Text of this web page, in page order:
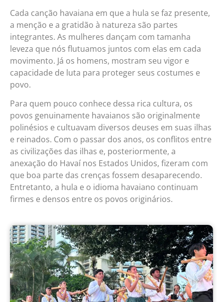
Cada canção havaiana em que a hula se faz presente,
a menção e a gratidão à natureza são partes
integrantes. As mulheres dançam com tamanha
leveza que nós flutuamos juntos com elas em cada
movimento. Já os homens, mostram seu vigor e
capacidade de luta para proteger seus costumes e
povo.
Para quem pouco conhece dessa rica cultura, os
povos genuinamente havaianos são originalmente
polinésios e cultuavam diversos deuses em suas ilhas
e reinados. Com o passar dos anos, os conflitos entre
as civilizações das ilhas e, posteriormente, a
anexação do Havaí nos Estados Unidos, fizeram com
que boa parte das crenças fossem desaparecendo.
Entretanto, a hula e o idioma havaiano continuam
firmes e densos entre os povos originários.